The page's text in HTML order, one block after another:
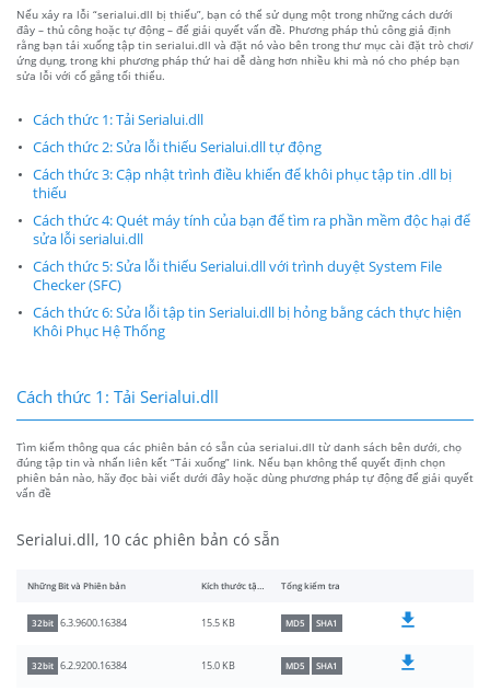
Nếu xảy ra lỗi “serialui.dll bị thiếu”, bạn có thể sử dụng một trong những cách dưới
đây – thủ công hoặc tự động – để giải quyết vấn đề. Phương pháp thủ công giả định
rằng bạn tải xuống tập tin serialui.dll và đặt nó vào bên trong thư mục cài đặt trò chơi/
ứng dụng, trong khi phương pháp thứ hai dễ dàng hơn nhiều khi mà nó cho phép bạn
sửa lỗi với cố gắng tối thiểu.
Cách thức 1: Tải Serialui.dll
Cách thức 2: Sửa lỗi thiếu Serialui.dll tự động
Cách thức 3: Cập nhật trình điều khiển để khôi phục tập tin .dll bị
thiếu
Cách thức 4: Quét máy tính của bạn để tìm ra phần mềm độc hại để
sửa lỗi serialui.dll
Cách thức 5: Sửa lỗi thiếu Serialui.dll với trình duyệt System File
Checker (SFC)
Cách thức 6: Sửa lỗi tập tin Serialui.dll bị hỏng bằng cách thực hiện
Khôi Phục Hệ Thống
Cách thức 1: Tải Serialui.dll
Tìm kiếm thông qua các phiên bản có sẵn của serialui.dll từ danh sách bên dưới, chọ
đúng tập tin và nhấn liên kết “Tải xuống” link. Nếu bạn không thể quyết định chọn
phiên bản nào, hãy đọc bài viết dưới đây hoặc dùng phương pháp tự động để giải quyết
vấn đề
Serialui.dll, 10 các phiên bản có sẵn
Những Bit và Phiên bản Kích thước tập tin Tổng kiểm tra
32bit 6.3.9600.16384 15.5 KB MD5 SHA1
32bit 6.2.9200.16384 15.0 KB MD5 SHA1